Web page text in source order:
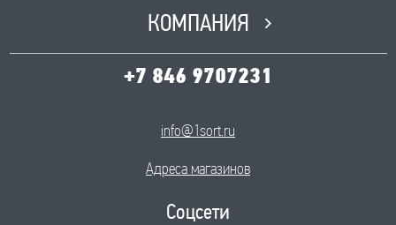
КОМПАНИЯ
+7 846 9707231
info@1sort.ru
Адреса магазинов
Соцсети